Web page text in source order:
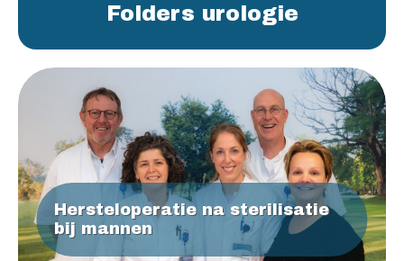
Folders urologie
Hersteloperatie na sterilisatie
bij mannen